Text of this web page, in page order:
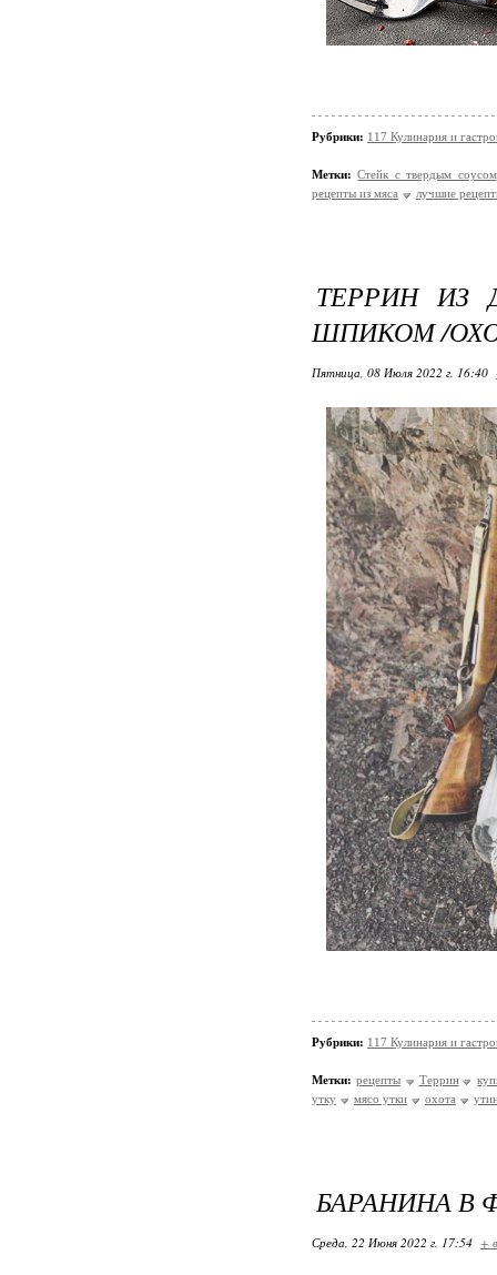
Рубрики: 117 Кулинария и
Метки: Стейк с твердым соусом
рецепты из мяса
лучшие
ТЕРРИН ИЗ
ШПИКОМ /
Пятница, 08 Июля 2022 г. 16:40
Рубрики: 117 Кулинария и
Метки: рецепты Террин
утку
мясо утки охота
БАРАНИНА В
Среда, 22 Июня 2022 г. 17:54 +